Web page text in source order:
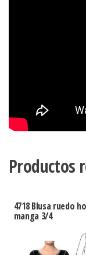
Productos
4718 Blusa ruedo
manga 3/4